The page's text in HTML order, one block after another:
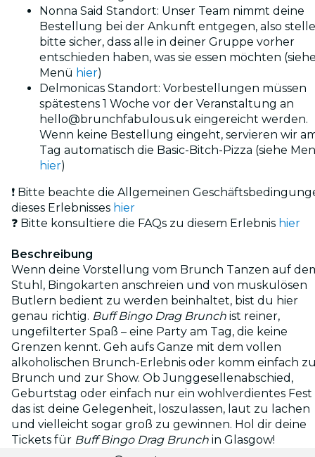
Nonna Said Standort: Unser Team nimmt deine
Bestellung bei der Ankunft entgegen, also stelle
bitte sicher, dass alle in deiner Gruppe vorher
entschieden haben, was sie essen möchten
Menü hier)
Delmonicas Standort: Vorbestellungen müssen
spätestens 1 Woche vor der Veranstaltung an
hello@brunchfabulous.uk eingereicht werden.
Wenn keine Bestellung eingeht, servieren wir
Tag automatisch die Basic-Bitch-Pizza (siehe
hier)
❗ Bitte beachte die Allgemeinen
dieses Erlebnisses hier
❓ Bitte konsultiere die FAQs zu diesem Erlebnis hier
Beschreibung
Wenn deine Vorstellung vom Brunch Tanzen auf
Stuhl, Bingokarten anschreien und von muskulösen
Butlern bedient zu werden beinhaltet, bist du hier
genau richtig. Buff Bingo Drag Brunch ist reiner,
ungefilterter Spaß – eine Party am Tag, die keine
Grenzen kennt. Geh aufs Ganze mit dem vollen
alkoholischen Brunch-Erlebnis oder komm einfach
Brunch und zur Show. Ob Junggesellenabschied,
Geburtstag oder einfach nur ein wohlverdientes Fest
das ist deine Gelegenheit, loszulassen, laut zu lachen
und vielleicht sogar groß zu gewinnen. Hol dir deine
Tickets für Buff Bingo Drag Brunch in Glasgow!